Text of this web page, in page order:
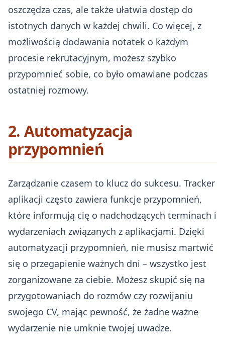
oszczędza czas, ale także ułatwia dostęp do
istotnych danych w każdej chwili. Co więcej, z
możliwością dodawania notatek o każdym
procesie rekrutacyjnym, możesz szybko
przypomnieć sobie, co było omawiane podczas
ostatniej rozmowy.
2. Automatyzacja
przypomnień
Zarządzanie czasem to klucz do sukcesu. Tracker
aplikacji często zawiera funkcje przypomnień,
które informują cię o nadchodzących terminach i
wydarzeniach związanych z aplikacjami. Dzięki
automatyzacji przypomnień, nie musisz martwić
się o przegapienie ważnych dni – wszystko jest
zorganizowane za ciebie. Możesz skupić się na
przygotowaniach do rozmów czy rozwijaniu
swojego CV, mając pewność, że żadne ważne
wydarzenie nie umknie twojej uwadze.